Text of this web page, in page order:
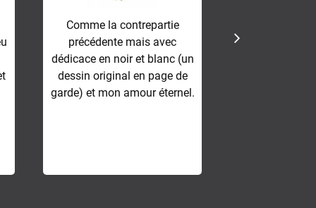
Comme la contrepartie
précédente mais avec
dédicace en noir et blanc (un
dessin original en page de
garde) et mon amour éternel.